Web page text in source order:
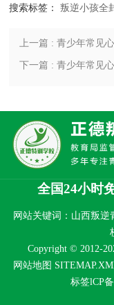
搜索标签：叛逆小孩全
上一篇 : 青少年常见
下一篇 : 青少年常见
全国24小时
网站关键词：山西叛
Copyright © 2012-
网站地图
标签lCP